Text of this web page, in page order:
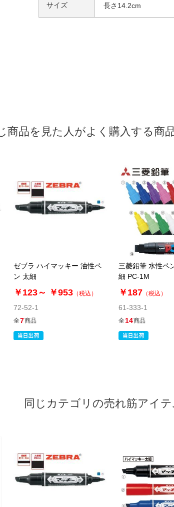
サイズ 長さ14.2cm
商品を見た人がよく購入する商
ゼブラ ハイマッキー 油性ペ
ン 太細
￥123～ ￥953 （税込）
72-52-1
全7商品
三菱鉛筆 水性ペ
細 PC-1M
￥187 （税込）
61-333-1
全14商品
同じカテゴリの売れ筋アイテ